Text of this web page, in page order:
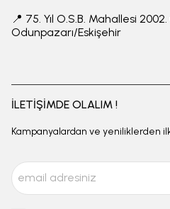
📍 75. Yıl O.S.B. Mahallesi
Odunpazarı/Eskişehir
İLETİŞİMDE OLALIM !
Kampanyalardan ve yeniliklerden